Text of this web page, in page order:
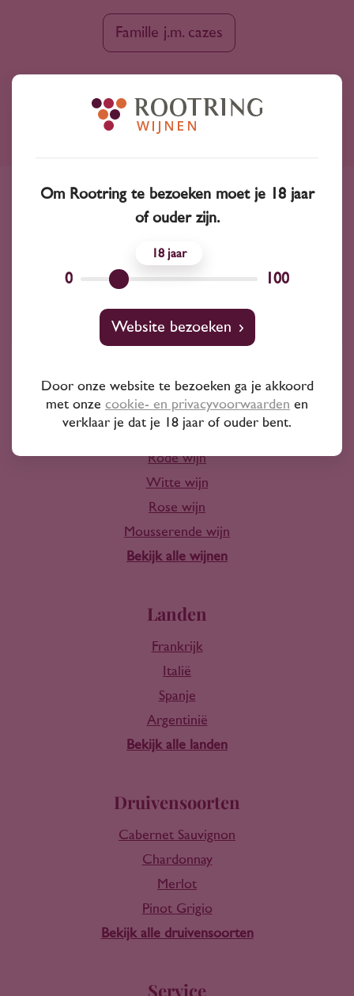
Famille j.m. cazes
Advies nodig?
Wijnprofessionals
10+ jaar ervaring
Wijn
Rode wijn
Witte wijn
Rose wijn
Mousserende wijn
Bekijk alle wijnen
Landen
Frankrijk
Italië
Spanje
Argentinië
Bekijk alle landen
Druivensoorten
Cabernet Sauvignon
Chardonnay
Merlot
Pinot Grigio
Bekijk alle druivensoorten
Service
Om Rootring te bezoeken moet je 18 jaar
of ouder zijn.
0
18
100
Website bezoeken
Door onze website te bezoeken ga je akkoord
met onze cookie- en privacyvoorwaarden en
verklaar je dat je 18 jaar of ouder bent.